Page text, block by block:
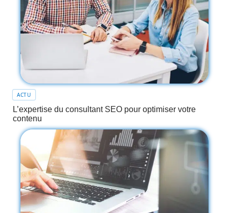
ACTU
L’expertise du consultant SEO pour optimiser votre
contenu